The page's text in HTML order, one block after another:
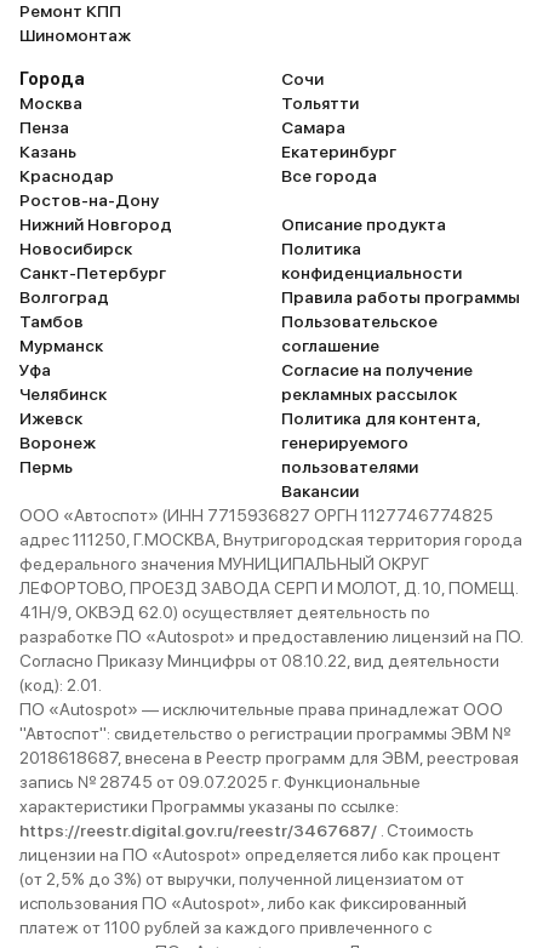
Крым, за
отличие
начинало
также нет.
цо 73.1
делается
кольца
40 или 42
тормозах
заменил
планах
если вы
Ремонт КПП
Шиномонтаж
Города
Москва
Пенза
Казань
Краснодар
Ростов-на-Дону
Нижний Новгород
Новосибирск
Санкт-Петербург
Волгоград
Тамбов
Мурманск
Уфа
Челябинск
Ижевск
Воронеж
Пермь
Сочи
Тольятти
Самара
Екатеринбург
Все города
Описание продукта
Политика
конфиденциальности
Правила работы программы
Пользовательское
соглашение
Согласие на получение
рекламных рассылок
Политика для контента,
генерируемого
пользователями
Вакансии
ООО «Автоспот» (ИНН 7715936827 ОРГН 1127746774825
адрес 111250, Г.МОСКВА, Внутригородская территория города
федерального значения МУНИЦИПАЛЬНЫЙ ОКРУГ
ЛЕФОРТОВО, ПРОЕЗД ЗАВОДА СЕРП И МОЛОТ, Д. 10, ПОМЕЩ.
41Н/9, ОКВЭД 62.0) осуществляет деятельность по
разработке ПО «Autospot» и предоставлению лицензий на ПО.
Согласно Приказу Минцифры от 08.10.22, вид деятельности
(код): 2.01.
ПО «Autospot» — исключительные права принадлежат ООО
"Автоспот": свидетельство о регистрации программы ЭВМ №
2018618687, внесена в Реестр программ для ЭВМ, реестровая
запись № 28745 от 09.07.2025 г. Функциональные
характеристики Программы указаны по ссылке:
https://reestr.digital.gov.ru/reestr/3467687/ . Стоимость
лицензии на ПО «Autospot» определяется либо как процент
(от 2,5% до 3%) от выручки, полученной лицензиатом от
использования ПО «Autospot», либо как фиксированный
платеж от 1100 рублей за каждого привлеченного с